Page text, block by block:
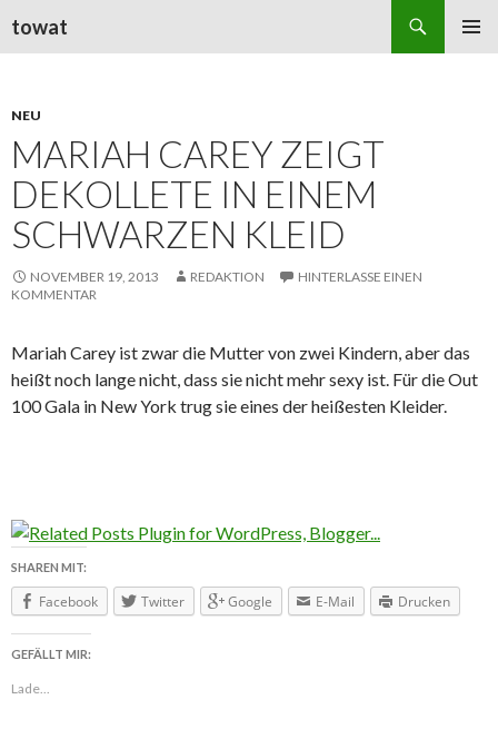
towat
NEU
MARIAH CAREY ZEIGT
DEKOLLETE IN EINEM
SCHWARZEN KLEID
NOVEMBER 19, 2013 REDAKTION
HINTERLASSE EINEN
KOMMENTAR
Mariah Carey ist zwar die Mutter von zwei Kindern, aber das
heißt noch lange nicht, dass sie nicht mehr sexy ist. Für die Out
100 Gala in New York trug sie eines der heißesten Kleider.
SHAREN MIT:
Facebook Twitter Google E-Mail Drucken
GEFÄLLT MIR:
Lade...